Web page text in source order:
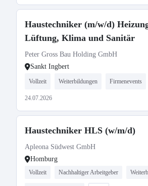
Haustechniker (m/w/d)
Lüftung, Klima und Sanitär
Peter Gross Bau Holding GmbH
Sankt Ingbert
Vollzeit Weiterbildungen Firmenevents
24.07.2026
Haustechniker HLS (w/m/d)
Apleona Südwest GmbH
Homburg
Vollzeit Nachhaltiger Arbeitgeber